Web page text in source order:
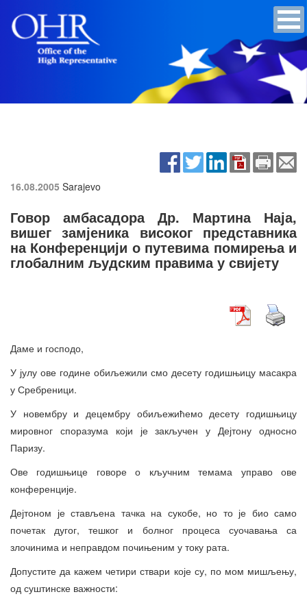
16.08.2005 Sarajevo
Говор амбасадора Др. Мартина Наја,
вишег замјеника високог представника
на Конференцији о путевима помирења и
глобалним људским правима у свијету
Даме и господо,
У јулу ове године обиљежили смо десету годишњицу масакра
у Сребреници.
У новембру и децембру обиљежићемо десету годишњицу
мировног споразума који је закључен у Дејтону односно
Паризу.
Ове годишњице говоре о кључним темама управо ове
конференције.
Дејтоном је стављена тачка на сукобе, но то је био само
почетак дугог, тешког и болног процеса суочавања са
злочинима и неправдом почињеним у току рата.
Допустите да кажем четири ствари које су, по мом мишљењу,
од суштинске важности: